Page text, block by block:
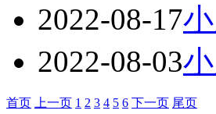
2022-08-17
2022-08-03
首页 上一页 1 2 3 4 5 6 下一页 尾页